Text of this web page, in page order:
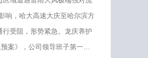
响，哈大高速大庆至哈尔滨方
受阻，形势紧急。龙庆养护
案》，公司领导班子第一时